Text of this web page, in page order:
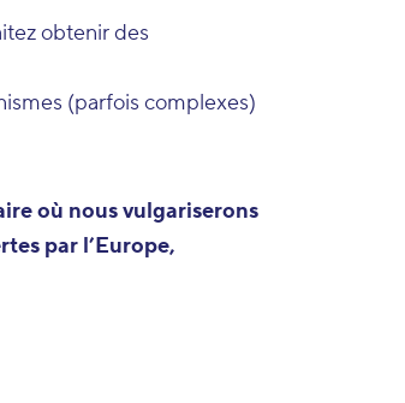
obtenir des
(parfois complexes)
où nous vulgariserons
par l’Europe,